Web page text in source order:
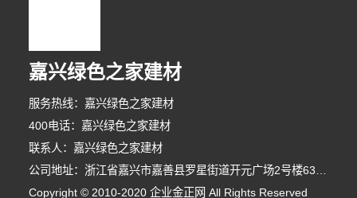
嘉兴绿色之家建材
服务热线：嘉兴绿色之家建材
400电话：嘉兴绿色之家建材
联系人：嘉兴绿色之家建材
公司地址：浙江省嘉兴市嘉善县罗星街道开元广场2号楼631室-3
Copyright © 2010-2020 企业金正网 All Rights Reserved